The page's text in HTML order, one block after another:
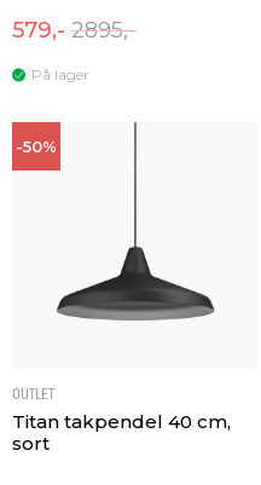
579,- 2895,-
På lager
-50%
OUTLET
Titan takpendel 40 cm,
sort